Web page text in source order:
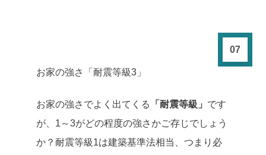
07
お家の強さ「耐震等級3」
お家の強さでよく出てくる 「耐震等級」 です
が、1～3がどの程度の強さかご存じでしょう
か？耐震等級1は建築基準法相当、つまり必